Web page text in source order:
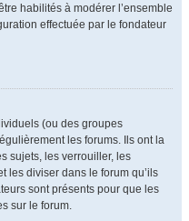
habilités à modérer l’ensemble
effectuée par le fondateur
(ou des groupes
les forums. Ils ont la
sujets, les verrouiller, les
les diviser dans le forum qu’ils
sont présents pour que les
sur le forum.